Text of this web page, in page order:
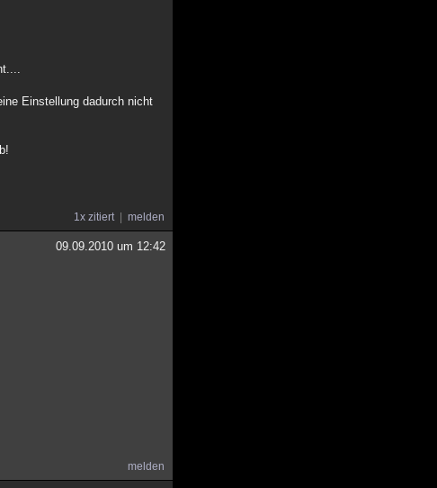
Einstellung dadurch nicht
1x zitiert melden
09.09.2010 um 12:42
melden